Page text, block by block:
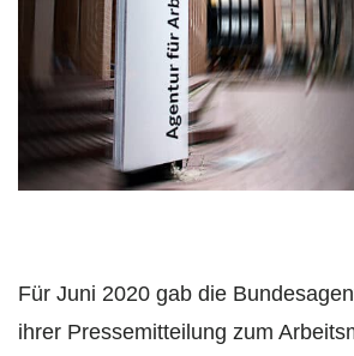
Für Juni 2020 gab die
ihrer Pressemitteilung zum